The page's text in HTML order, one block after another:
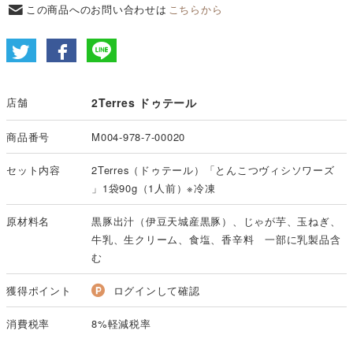
この商品へのお問い合わせは こちらから
店舗 2Terres ドゥテール
商品番号 M004-978-7-00020
セット内容
2Terres（ドゥテール）「とんこつヴィシソワーズ
」1袋90g（1人前）※冷凍
原材料名
黒豚出汁（伊豆天城産黒豚）、じゃが芋、玉ねぎ、
牛乳、生クリーム、食塩、香辛料 一部に乳製品含
む
獲得ポイント ログインして確認
消費税率 8%軽減税率